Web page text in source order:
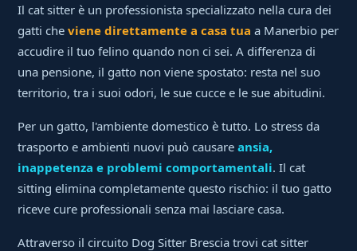
Il cat sitter è un professionista specializzato nella cura dei
gatti cheviene direttamente a casa tua a Manerbio per
accudire il tuo felino quando non ci sei. A differenza di
una pensione, il gatto non viene spostato: resta nel suo
territorio, tra i suoi odori, le sue cucce e le sue abitudini.
Per un gatto, l'ambiente domestico è tutto. Lo stress da
trasporto e ambienti nuovi può causareansia,
inappetenza e problemi comportamentali. Il cat
sitting elimina completamente questo rischio: il tuo gatto
riceve cure professionali senza mai lasciare casa.
Attraverso il circuito Dog Sitter Brescia trovi cat sitter